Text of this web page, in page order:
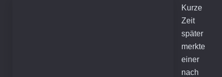
Kurze
Zeit
später
merkte
einer
nach